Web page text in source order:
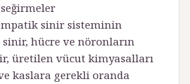
sinir sisteminin
hücre ve nöronların
üretilen vücut kimyasalları
kaslara gerekli oranda